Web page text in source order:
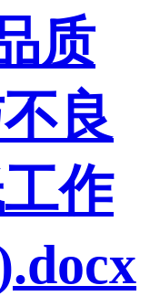
质
良
作